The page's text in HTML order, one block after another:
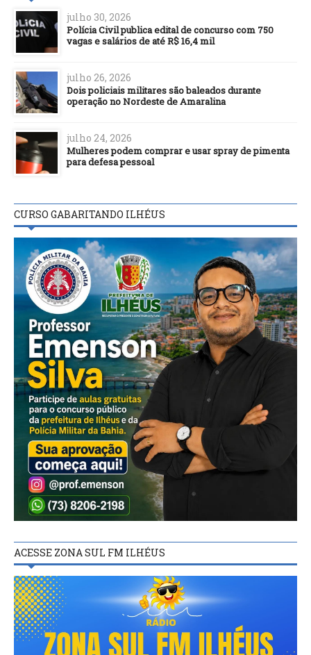
julho 30, 2026
Polícia Civil publica edital de concurso com 750
vagas e salários de até R$ 16,4 mil
julho 26, 2026
Dois policiais militares são baleados durante
operação no Nordeste de Amaralina
julho 24, 2026
Mulheres podem comprar e usar spray de pimenta
para defesa pessoal
CURSO GABARITANDO ILHÉUS
ACESSE ZONA SUL FM ILHÉUS